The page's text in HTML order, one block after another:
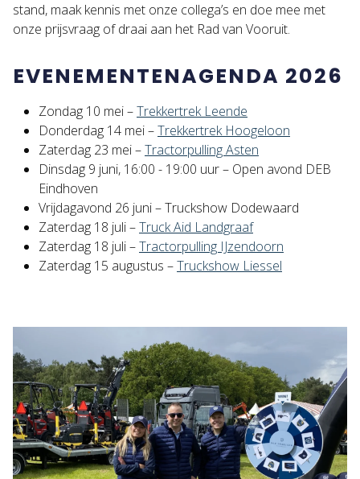
stand, maak kennis met onze collega’s en doe mee met
onze prijsvraag of draai aan het Rad van Vooruit.
EVENEMENTENAGENDA 2026
Zondag 10 mei –Trekkertrek Leende
Donderdag 14 mei –Trekkertrek Hoogeloon
Zaterdag 23 mei –Tractorpulling Asten
Dinsdag 9 juni, 16:00 - 19:00 uur – Open avond DEB
Eindhoven
Vrijdagavond 26 juni – Truckshow Dodewaard
Zaterdag 18 juli –Truck Aid Landgraaf
Zaterdag 18 juli –Tractorpulling IJzendoorn
Zaterdag 15 augustus –Truckshow Liessel